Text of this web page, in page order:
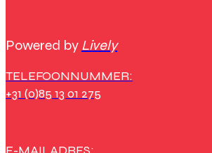
Powered by Lively
TELEFOONNUMMER:
+31 (0)85 13 01 275